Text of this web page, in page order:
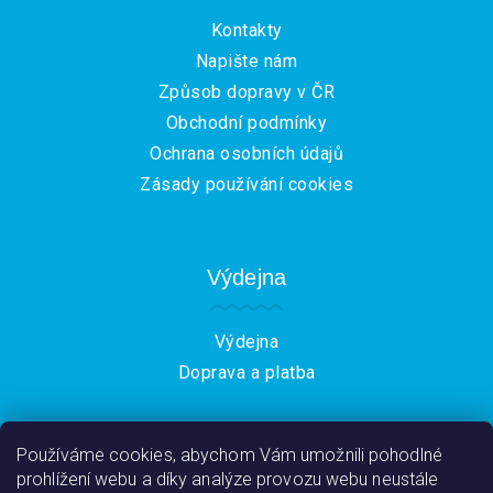
Používáme cookies, abychom Vám umožnili pohodlné
prohlížení webu a díky analýze provozu webu neustále
Kontakty
Napište nám
Způsob dopravy v ČR
Obchodní podmínky
Ochrana osobních údajů
Zásady používání cookies
Výdejna
Výdejna
Doprava a platba